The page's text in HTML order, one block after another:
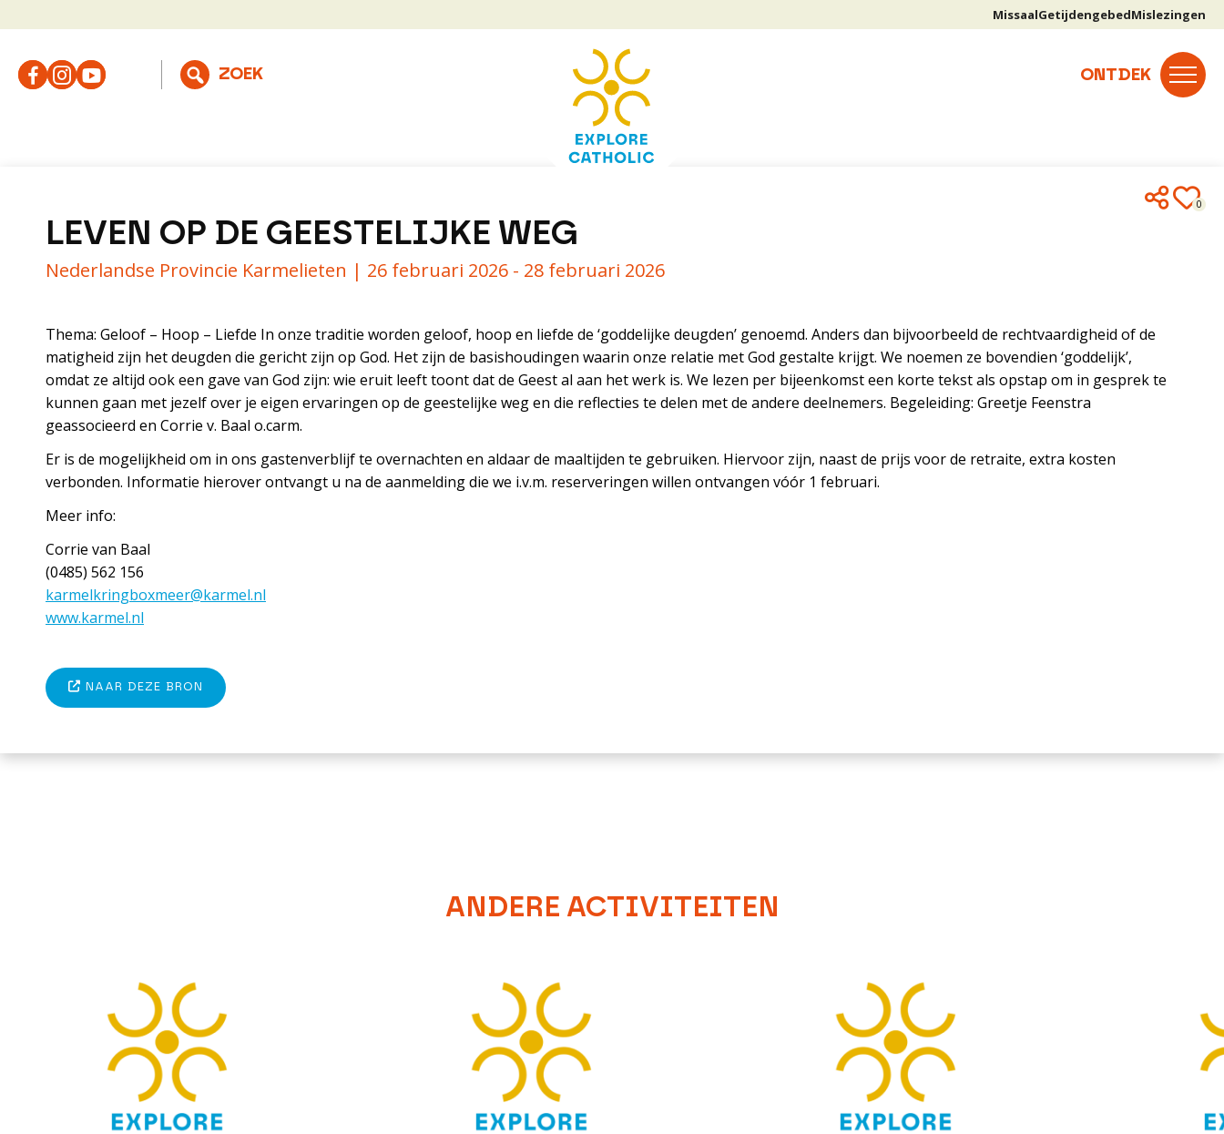
MissaalGetijdengebedMislezingen
0
LEVEN OP DE GEESTELIJKE WEG
Nederlandse Provincie Karmelieten | 26 februari 2026 - 28 februari 2026
Thema: Geloof – Hoop – Liefde In onze traditie worden geloof, hoop en liefde de ‘goddelijke deugden’ genoemd. Anders dan bijvoorbeeld de rechtvaardigheid of de
matigheid zijn het deugden die gericht zijn op God. Het zijn de basishoudingen waarin onze relatie met God gestalte krijgt. We noemen ze bovendien ‘goddelijk’,
omdat ze altijd ook een gave van God zijn: wie eruit leeft toont dat de Geest al aan het werk is. We lezen per bijeenkomst een korte tekst als opstap om in gesprek te
kunnen gaan met jezelf over je eigen ervaringen op de geestelijke weg en die reflecties te delen met de andere deelnemers. Begeleiding: Greetje Feenstra
geassocieerd en Corrie v. Baal o.carm.
Er is de mogelijkheid om in ons gastenverblijf te overnachten en aldaar de maaltijden te gebruiken. Hiervoor zijn, naast de prijs voor de retraite, extra kosten
verbonden. Informatie hierover ontvangt u na de aanmelding die we i.v.m. reserveringen willen ontvangen vóór 1 februari.
Meer info:
Corrie van Baal
(0485) 562 156
karmelkringboxmeer@karmel.nl
www.karmel.nl
NAAR DEZE BRON
ANDERE ACTIVITEITEN